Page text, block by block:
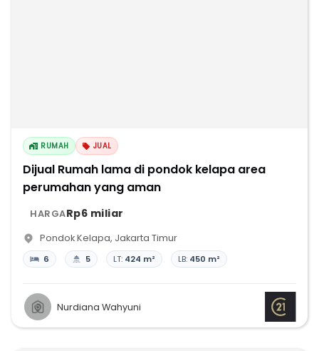
RUMAH JUAL
Dijual Rumah lama di pondok kelapa area
perumahan yang aman
HARGARp6 miliar
Pondok Kelapa, Jakarta Timur
6 5 LT: 424 m² LB: 450 m²
Nurdiana Wahyuni